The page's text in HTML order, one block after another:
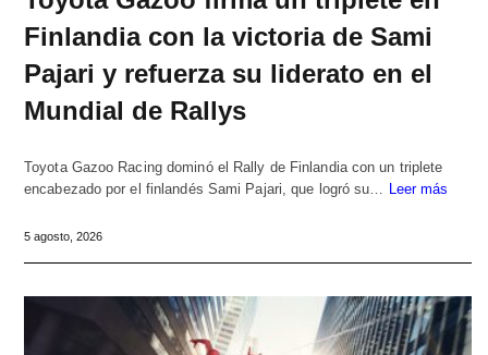
Finlandia con la victoria de Sami
Pajari y refuerza su liderato en el
Mundial de Rallys
Toyota Gazoo Racing dominó el Rally de Finlandia con un triplete
encabezado por el finlandés Sami Pajari, que logró su… Leer más
5 agosto, 2026